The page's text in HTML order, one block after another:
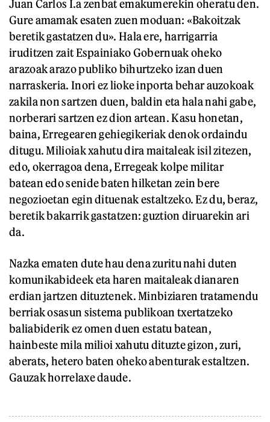
Juan Carlos I.a zenbat emakumerekin oheratu den.
Gure amamak esaten zuen moduan: «Bakoitzak
beretik gastatzen du». Hala ere, harrigarria
iruditzen zait Espainiako Gobernuak oheko
arazoak arazo publiko bihurtzeko izan duen
narraskeria. Inori ez lioke inporta behar auzokoak
zakila non sartzen duen, baldin eta hala nahi gabe,
norberari sartzen ez dion artean. Kasu honetan,
baina, Erregearen gehiegikeriak denok ordaindu
ditugu. Milioiak xahutu dira maitaleak isil zitezen,
edo, okerragoa dena, Erregeak kolpe militar
batean edo senide baten hilketan zein bere
negozioetan egin dituenak estaltzeko. Ez du, beraz,
beretik bakarrik gastatzen: guztion diruarekin ari
da.
Nazka ematen dute hau dena zuritu nahi duten
komunikabideek eta haren maitaleak dianaren
erdian jartzen dituztenek. Minbiziaren tratamendu
berriak osasun sistema publikoan txertatzeko
baliabiderik ez omen duen estatu batean,
hainbeste mila milioi xahutu dituzte gizon, zuri,
aberats, hetero baten oheko abenturak estaltzen.
Gauzak horrelaxe daude.